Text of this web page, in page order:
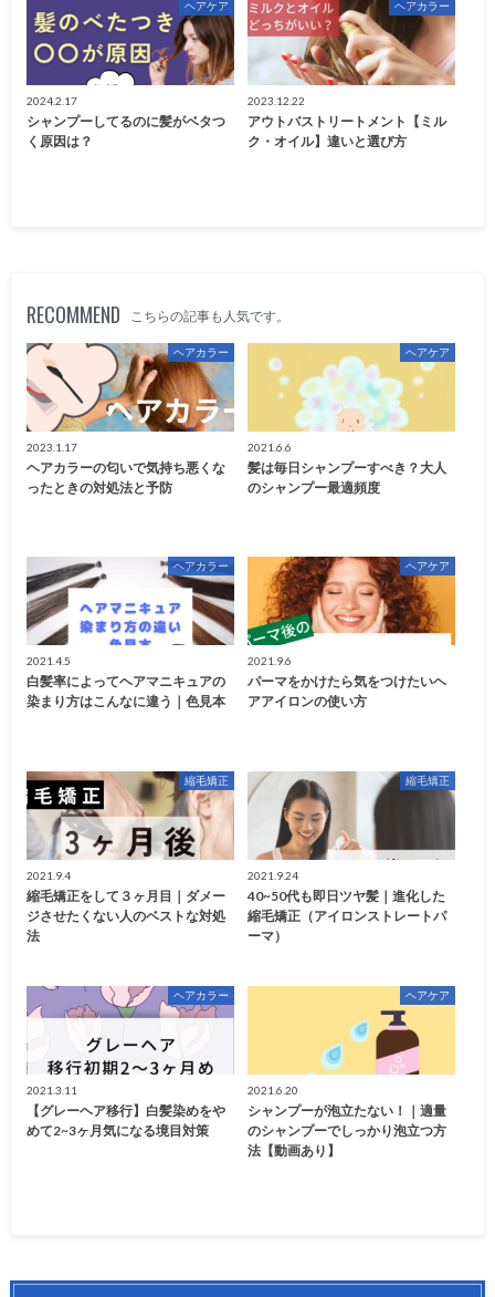
ヘアケア
2024.2.17
シャンプーしてるのに髪がベタつ
く原因は？
ヘアカラー
2023.12.22
アウトバストリートメント【ミル
ク・オイル】違いと選び方
RECOMMEND こちらの記事も人気です。
ヘアカラー
2023.1.17
ヘアカラーの匂いで気持ち悪くな
ったときの対処法と予防
ヘアケア
2021.6.6
髪は毎日シャンプーすべき？大人
のシャンプー最適頻度
ヘアカラー
2021.4.5
白髪率によってヘアマニキュアの
染まり方はこんなに違う｜色見本
ヘアケア
2021.9.6
パーマをかけたら気をつけたいヘ
アアイロンの使い方
縮毛矯正
2021.9.4
縮毛矯正をして３ヶ月目｜ダメー
ジさせたくない人のベストな対処
法
縮毛矯正
2021.9.24
40~50代も即日ツヤ髪｜進化した
縮毛矯正（アイロンストレートパ
ーマ）
ヘアカラー
2021.3.11
【グレーヘア移行】白髪染めをや
めて2~3ヶ月気になる境目対策
ヘアケア
2021.6.20
シャンプーが泡立たない！｜適量
のシャンプーでしっかり泡立つ方
法【動画あり】